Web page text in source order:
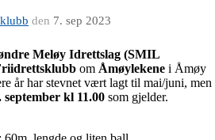
den 7. sep 2023
Meløy Idrettslag (SMIL
om Åmøylekene i Åmøy
år har stevnet vært lagt til mai/juni, men
september kl 11.00 som gjelder.